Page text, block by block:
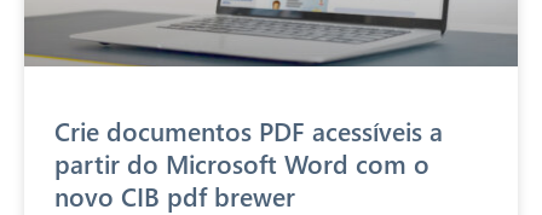
Crie documentos PDF acessíveis a
partir do Microsoft Word com o
novo CIB pdf brewer